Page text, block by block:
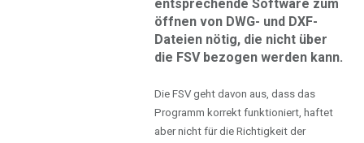
entsprechende Software zum
öffnen von DWG- und DXF-
Dateien nötig, die nicht über
die FSV bezogen werden kann.
Die FSV geht davon aus, dass das
Programm korrekt funktioniert, haftet
aber nicht für die Richtigkeit der